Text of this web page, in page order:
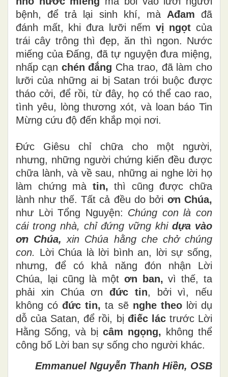
bệnh, để trả lại sinh khí, mà Ađam đã
đánh mất, khi đưa lưỡi nếm vị ngọt của
trái cây trông thì đẹp, ăn thì ngon. Nước
miếng của Đấng, đã tự nguyện đưa miệng,
nhấp cạn chén đắng Cha trao, đã làm cho
lưỡi của những ai bị Satan trói buộc được
tháo cởi, để rồi, từ đây, họ có thể cao rao,
tình yêu, lòng thương xót, và loan báo Tin
Mừng cứu độ đến khắp mọi nơi.
Đức Giêsu chỉ chữa cho một người,
nhưng, những người chứng kiến đều được
chữa lành, và về sau, những ai nghe lời họ
làm chứng mà tin,thì cũng được chữa
lành như thế. Tất cả đều do bởi ơn Chúa,
như Lời Tổng Nguyện: Chúng con là con
cái trong nhà, chỉ đứng vững khi dựa vào
ơn Chúa, xin Chúa hằng che chở chúng
con. Lời Chúa là lời bình an, lời sự sống,
nhưng, để có khả năng đón nhận Lời
Chúa, lại cũng là một ơn ban, vì thế, ta
phải xin Chúa ơn đức tin, bởi vì, nếu
không cóđức tin, ta sẽ nghe theolời dụ
dỗ của Satan, để rồi, bị điếc láctrước Lời
Hằng Sống, và bị câm ngọng, không thể
công bố Lời ban sự sống cho người khác.
Emmanuel Nguyễn Thanh Hiền, OSB